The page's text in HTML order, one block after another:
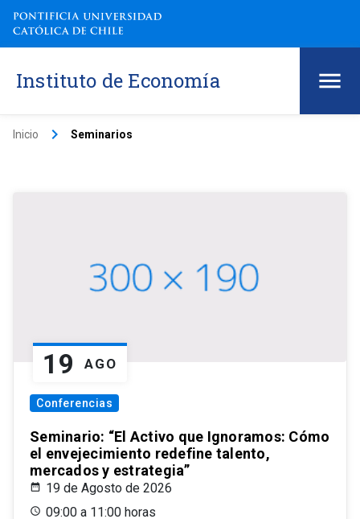
Instituto de Economía
Inicio keyboard_arrow_right Seminarios
19 AGO
Conferencias
Seminario: “El Activo que Ignoramos: Cómo
el envejecimiento redefine talento,
mercados y estrategia”
19 de Agosto de 2026
09:00 a 11:00 horas